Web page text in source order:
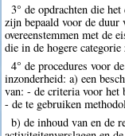
3° de opdrachten die
zijn bepaald voor de duur
overeenstemmen met de
die in de hogere
4° de procedures voor
inzonderheid: a) een
van: - de criteria voor het
- de te gebruiken
b) de inhoud van en de